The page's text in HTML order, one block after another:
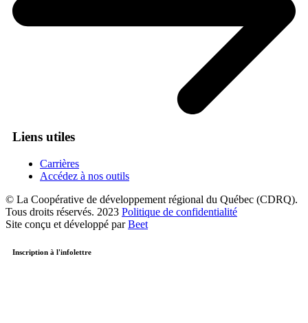
Liens utiles
Carrières
Accédez à nos outils
© La Coopérative de développement régional du Québec (CDRQ).
Tous droits réservés. 2023 Politique de confidentialité
Site conçu et développé parBeet
Inscription à l'infolettre